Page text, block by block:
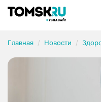
Главная Новости